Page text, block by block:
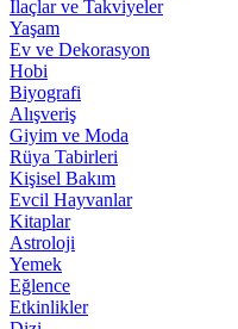
İlaçlar ve Takviyeler
Yaşam
Ev ve Dekorasyon
Hobi
Biyografi
Alışveriş
Giyim ve Moda
Rüya Tabirleri
Kişisel Bakım
Evcil Hayvanlar
Kitaplar
Astroloji
Yemek
Eğlence
Etkinlikler